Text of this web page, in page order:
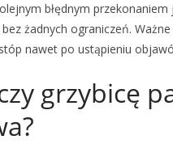
błędnym
żadnych ograniczeń.
nawet po ustąpieniu
grzybicę